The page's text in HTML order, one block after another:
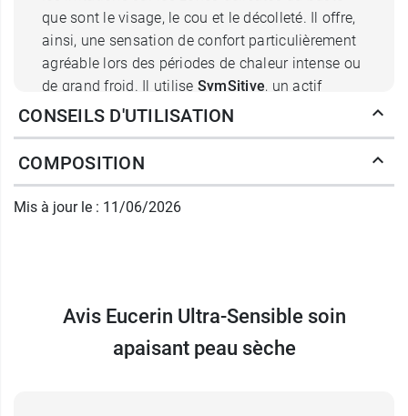
que sont le visage, le cou et le décolleté. Il offre,
ainsi, une sensation de confort particulièrement
agréable lors des périodes de chaleur intense ou
de grand froid. Il utilise SymSitive, un actif
développé par la marque elle-même, pour réduire
source. Il restaure l’épiderme avec la perspective
fois une bonne hydratation du derme et le
marqueEucerindéveloppe des produits
performants et toujours respectueux de
l’équilibre physiologique de tous les types de
CONSEILS D'UTILISATION
COMPOSITION
Mis à jour le : 11/06/2026
Avis Eucerin Ultra-Sensible soin
apaisant peau sèche